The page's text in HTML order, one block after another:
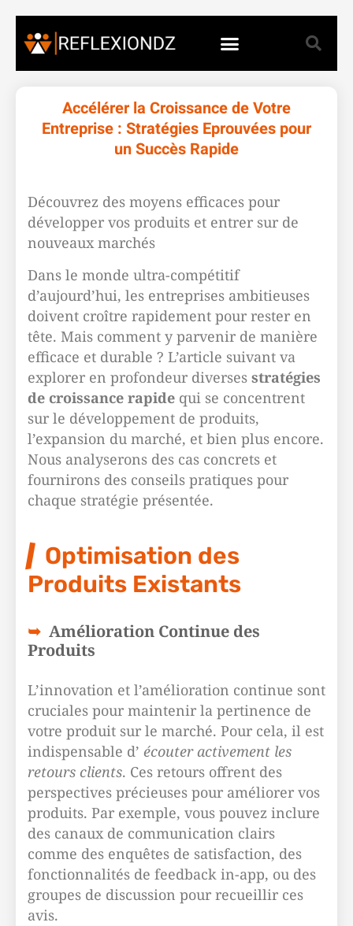
Accélérer la Croissance de Votre
Entreprise : Stratégies Eprouvées pour
un Succès Rapide
Découvrez des moyens efficaces pour
développer vos produits et entrer sur de
nouveaux marchés
Dans le monde ultra-compétitif
d’aujourd’hui, les entreprises ambitieuses
doivent croître rapidement pour rester en
tête. Mais comment y parvenir de manière
efficace et durable ? L’article suivant va
explorer en profondeur diverses stratégies
de croissance rapide qui se concentrent
sur le développement de produits,
l’expansion du marché, et bien plus encore.
Nous analyserons des cas concrets et
fournirons des conseils pratiques pour
chaque stratégie présentée.
Optimisation des
Produits Existants
Amélioration Continue des
Produits
L’innovation et l’amélioration continue sont
cruciales pour maintenir la pertinence de
votre produit sur le marché. Pour cela, il est
indispensable d’ écouter activement les
retours clients. Ces retours offrent des
perspectives précieuses pour améliorer vos
produits. Par exemple, vous pouvez inclure
des canaux de communication clairs
comme des enquêtes de satisfaction, des
fonctionnalités de feedback in-app, ou des
groupes de discussion pour recueillir ces
avis.